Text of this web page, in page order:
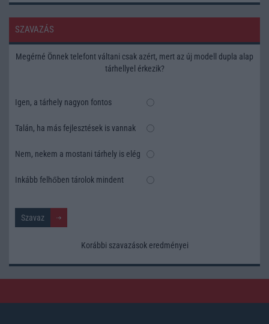
SZAVAZÁS
Megérné Önnek telefont váltani csak azért, mert az új modell dupla alap
tárhellyel érkezik?
Igen, a tárhely nagyon fontos
Talán, ha más fejlesztések is vannak
Nem, nekem a mostani tárhely is elég
Inkább felhőben tárolok mindent
Korábbi szavazások eredményei